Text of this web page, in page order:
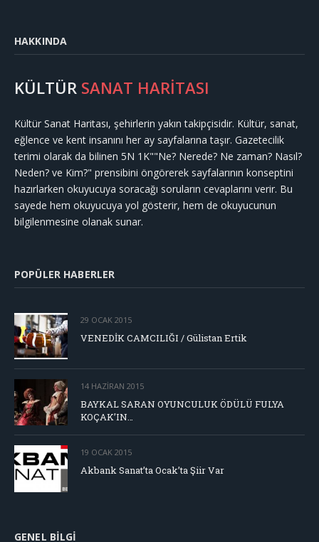
HAKKINDA
KÜLTÜR SANAT HARİTASI
Kültür Sanat Haritası, şehirlerin yakın takipçisidir. Kültür, sanat,
eğlence ve kent insanını her ay sayfalarına taşır. Gazetecilik
terimi olarak da bilinen 5N 1K""Ne? Nerede? Ne zaman? Nasıl?
Neden? ve Kim?" prensibini öngörerek sayfalarının konseptini
hazırlarken okuyucuya soracağı soruların cevaplarını verir. Bu
sayede hem okuyucuya yol gösterir, hem de okuyucunun
bilgilenmesine olanak sunar.
POPÜLER HABERLER
29 OCAK 2015
VENEDİK CAMCILIĞI / Gülistan Ertik
14 HAZIRAN 2015
BAYKAL SARAN OYUNCULUK ÖDÜLÜ FULYA
KOÇAK’IN…
19 OCAK 2015
Akbank Sanat’ta Ocak’ta Şiir Var
GENEL BILGI